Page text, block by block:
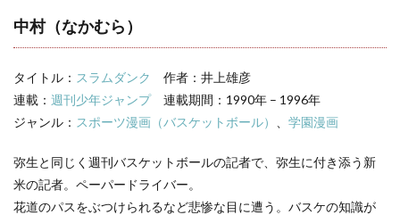
キャ
ラ一
中村（なかむら）
タイトル： スラムダンク
作者：井上雄彦
連載： 週刊少年ジャンプ連載期間：1990年 – 1996年
ジャンル： スポーツ漫画（バスケットボール） 学園漫画
弥生と同じく週刊バスケットボールの記者で、弥生に付き添う新
米の記者。ペーパードライバー。
花道のパスをぶつけられるなど悲惨な目に遭う。バスケの知識が